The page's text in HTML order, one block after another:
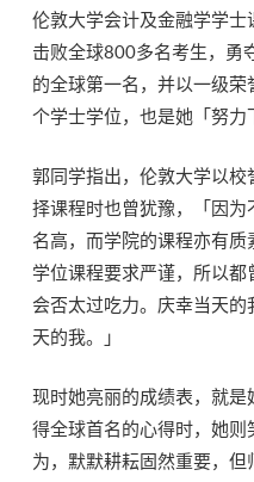
伦敦大学会计及金融学学
击败全球800多名考生，勇
的全球第一名，并以一级
个学士学位，也是她「努力
郭同学指出，伦敦大学以
择课程时也曾犹豫，「因
名高，而学院的课程亦有
学位课程要求严谨，所以
会否太过吃力。庆幸当天
天的我。」
现时她亮丽的成绩表，就
得全球首名的心得时，她则
为，默默耕耘固然重要，但